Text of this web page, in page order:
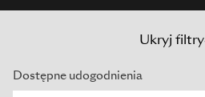
Ukryj filtry
Dostępne udogodnienia